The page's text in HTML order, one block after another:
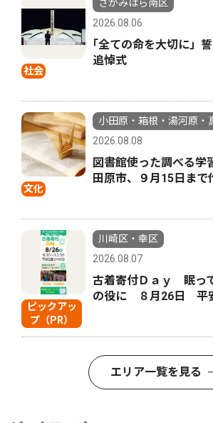
社会
さがみはら南区
2026.08.06
｢全ての命を大切に」
追悼式
文化
小田原・箱根・湯河原・
2026.08.08
図書館使った調べる
田原市、９月15日まで
ピックアッ
プ（PR）
川崎区・幸区
2026.08.07
古着寄付Ｄａｙ 眠っ
の役に ８月26日 平
エリア一覧を見る